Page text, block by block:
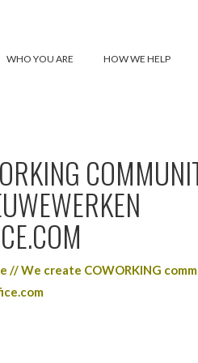
WHO YOU ARE HOW WE HELP
// We create COWORKING